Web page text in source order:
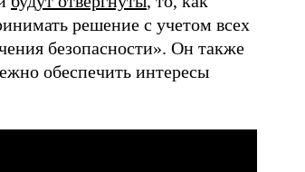
решение с учетом всех
безопасности». Он также
обеспечить интересы